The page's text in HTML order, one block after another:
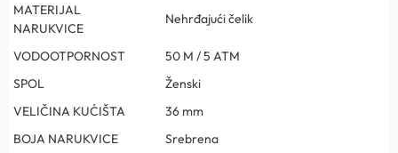
MATERIJAL
NARUKVICE
Nehrđajući čelik
VODOOTPORNOST
50 M / 5 ATM
SPOL
Ženski
VELIČINA KUĆIŠTA
36 mm
BOJA NARUKVICE
Srebrena